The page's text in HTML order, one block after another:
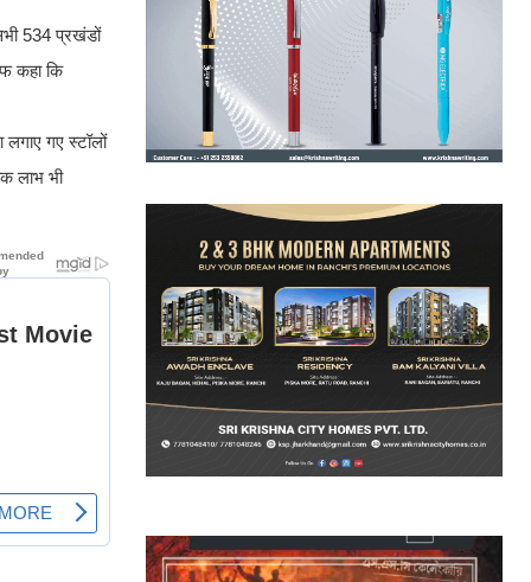
534 प्रखंडों
कहा कि
लगाए गए स्टॉलों
लाभ भी